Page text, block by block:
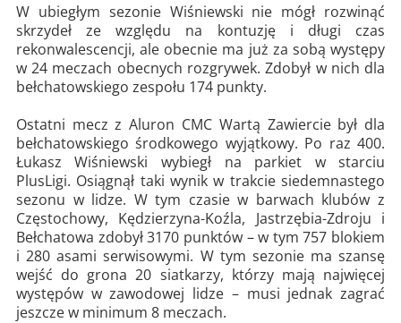
W ubiegłym sezonie Wiśniewski nie mógł rozwinąć
skrzydeł ze względu na kontuzję i długi czas
rekonwalescencji, ale obecnie ma już za sobą występy
w 24 meczach obecnych rozgrywek. Zdobył w nich dla
bełchatowskiego zespołu 174 punkty.
Ostatni mecz z Aluron CMC Wartą Zawiercie był dla
bełchatowskiego środkowego wyjątkowy. Po raz 400.
Łukasz Wiśniewski wybiegł na parkiet w starciu
PlusLigi. Osiągnął taki wynik w trakcie siedemnastego
sezonu w lidze. W tym czasie w barwach klubów z
Częstochowy, Kędzierzyna-Koźla, Jastrzębia-Zdroju i
Bełchatowa zdobył 3170 punktów – w tym 757 blokiem
i 280 asami serwisowymi. W tym sezonie ma szansę
wejść do grona 20 siatkarzy, którzy mają najwięcej
występów w zawodowej lidze – musi jednak zagrać
jeszcze w minimum 8 meczach.